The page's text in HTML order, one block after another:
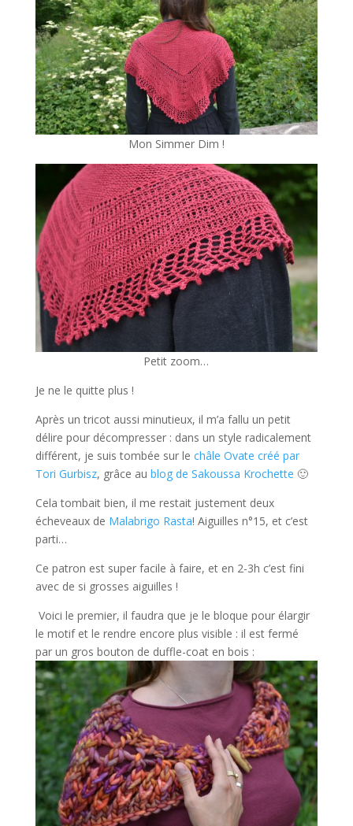
Mon Simmer Dim !
Petit zoom…
Je ne le quitte plus !
Après un tricot aussi minutieux, il m’a fallu un petit
délire pour décompresser : dans un style radicalement
différent, je suis tombée sur le châle Ovate créé par
Tori Gurbisz, grâce au blog de Sakoussa Krochette 🙂
Cela tombait bien, il me restait justement deux
écheveaux de Malabrigo Rasta! Aiguilles n°15, et c’est
parti…
Ce patron est super facile à faire, et en 2-3h c’est fini
avec de si grosses aiguilles !
Voici le premier, il faudra que je le bloque pour élargir
le motif et le rendre encore plus visible : il est fermé
par un gros bouton de duffle-coat en bois :